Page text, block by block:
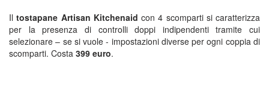
Iltostapane Artisan Kitchenaid con 4 scomparti si caratterizza
per la presenza di controlli doppi indipendenti tramite cui
selezionare – se si vuole - impostazioni diverse per ogni coppia di
scomparti. Costa 399 euro.